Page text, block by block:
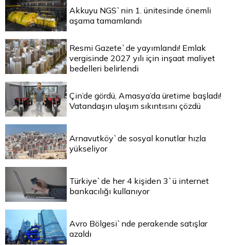
Akkuyu NGS`nin 1. ünitesinde önemli
aşama tamamlandı
Resmi Gazete`de yayımlandı! Emlak
vergisinde 2027 yılı için inşaat maliyet
bedelleri belirlendi
Çin’de gördü, Amasya’da üretime başladı!
Vatandaşın ulaşım sıkıntısını çözdü
Arnavutköy`de sosyal konutlar hızla
yükseliyor
Türkiye`de her 4 kişiden 3`ü internet
bankacılığı kullanıyor
Avro Bölgesi`nde perakende satışlar
azaldı